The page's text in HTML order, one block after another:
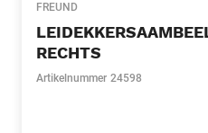
FREUND
RECHTS
Artikelnummer 24598